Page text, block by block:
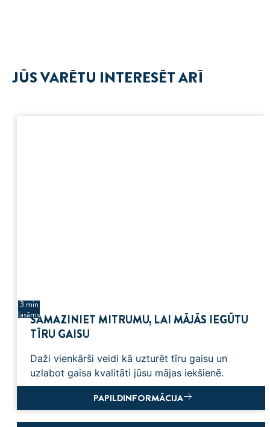
JŪS VARĒTU INTERESĒT ARĪ
3 min
lasāmsSAMAZINIET MITRUMU, LAI MĀJĀS IEGŪTU
TĪRU GAISU
Daži vienkārši veidi kā uzturēt tīru gaisu un
uzlabot gaisa kvalitāti jūsu mājas iekšienē.
PAPILDINFORMĀCIJA